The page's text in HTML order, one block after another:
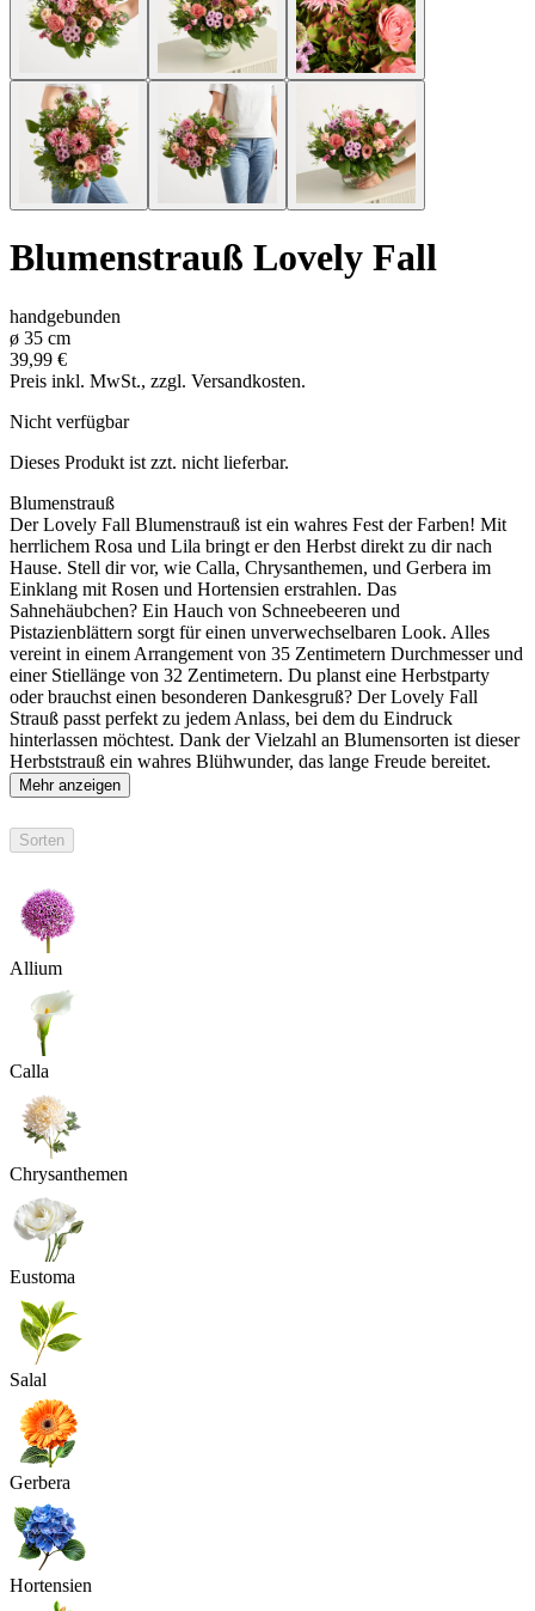
Blumenstrauß Lovely Fall
handgebunden
ø 35 cm
39,99 €
Preis inkl. MwSt., zzgl. Versandkosten.
Nicht verfügbar
Dieses Produkt ist zzt. nicht lieferbar.
Blumenstrauß
Der Lovely Fall Blumenstrauß ist ein wahres Fest der Farben! Mit
herrlichem Rosa und Lila bringt er den Herbst direkt zu dir nach
Hause. Stell dir vor, wie Calla, Chrysanthemen, und Gerbera im
Einklang mit Rosen und Hortensien erstrahlen. Das
Sahnehäubchen? Ein Hauch von Schneebeeren und
Pistazienblättern sorgt für einen unverwechselbaren Look. Alles
vereint in einem Arrangement von 35 Zentimetern Durchmesser und
einer Stiellänge von 32 Zentimetern. Du planst eine Herbstparty
oder brauchst einen besonderen Dankesgruß? Der Lovely Fall
Strauß passt perfekt zu jedem Anlass, bei dem du Eindruck
hinterlassen möchtest. Dank der Vielzahl an Blumensorten ist dieser
Herbststrauß ein wahres Blühwunder, das lange Freude bereitet.
Mehr anzeigen
Sorten
Allium
Calla
Chrysanthemen
Eustoma
Salal
Gerbera
Hortensien